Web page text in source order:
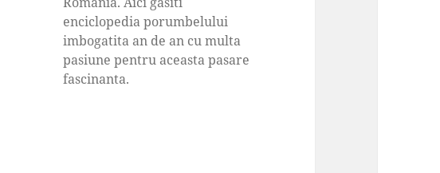
enciclopedia porumbelului
imbogatita an de an cu multa
pasiune pentru aceasta pasare
fascinanta.